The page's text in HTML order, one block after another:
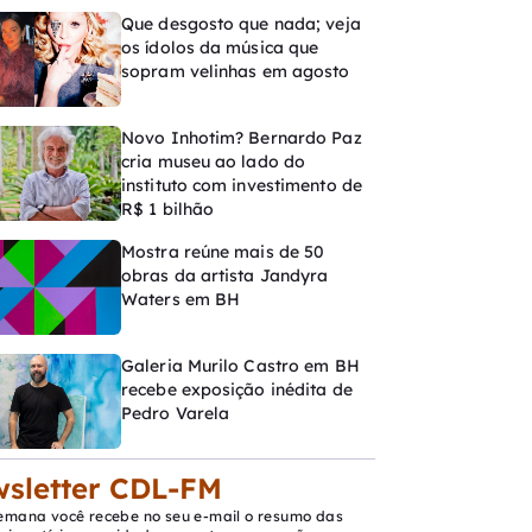
Que desgosto que nada; veja
os ídolos da música que
sopram velinhas em agosto
Novo Inhotim? Bernardo Paz
cria museu ao lado do
instituto com investimento de
R$ 1 bilhão
Mostra reúne mais de 50
obras da artista Jandyra
Waters em BH
Galeria Murilo Castro em BH
recebe exposição inédita de
Pedro Varela
CDL-FM
você recebe no seu e-mail o resumo das